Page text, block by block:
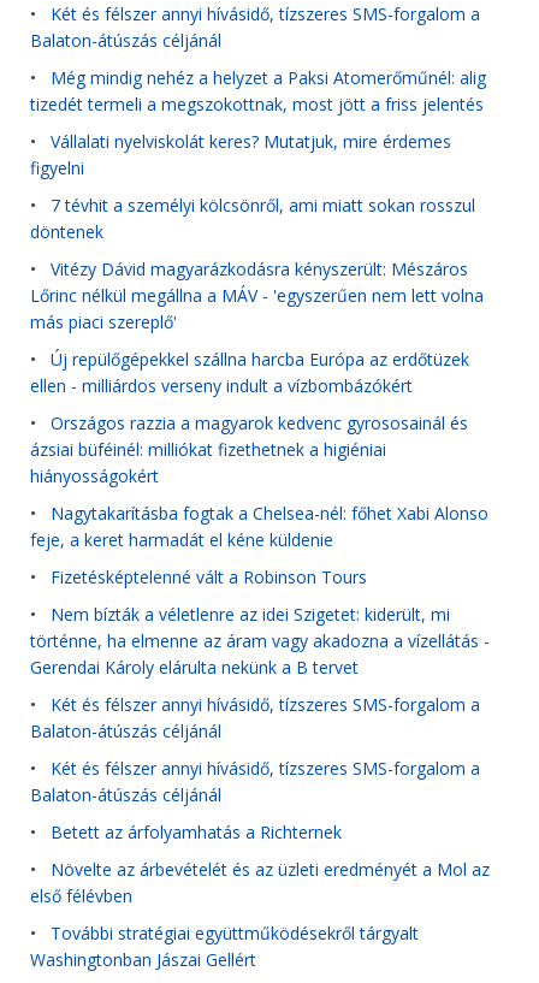
• Két és félszer annyi hívásidő, tízszeres SMS-forgalom a
Balaton-átúszás céljánál
• Még mindig nehéz a helyzet a Paksi Atomerőműnél: alig
tizedét termeli a megszokottnak, most jött a friss jelentés
• Vállalati nyelviskolát keres? Mutatjuk, mire érdemes
figyelni
• 7 tévhit a személyi kölcsönről, ami miatt sokan rosszul
döntenek
• Vitézy Dávid magyarázkodásra kényszerült: Mészáros
Lőrinc nélkül megállna a MÁV - 'egyszerűen nem lett volna
más piaci szereplő'
• Új repülőgépekkel szállna harcba Európa az erdőtüzek
ellen - milliárdos verseny indult a vízbombázókért
• Országos razzia a magyarok kedvenc gyrososainál és
ázsiai büféinél: milliókat fizethetnek a higiéniai
hiányosságokért
• Nagytakarításba fogtak a Chelsea-nél: főhet Xabi Alonso
feje, a keret harmadát el kéne küldenie
• Fizetésképtelenné vált a Robinson Tours
• Nem bízták a véletlenre az idei Szigetet: kiderült, mi
történne, ha elmenne az áram vagy akadozna a vízellátás -
Gerendai Károly elárulta nekünk a B tervet
• Két és félszer annyi hívásidő, tízszeres SMS-forgalom a
Balaton-átúszás céljánál
• Két és félszer annyi hívásidő, tízszeres SMS-forgalom a
Balaton-átúszás céljánál
• Betett az árfolyamhatás a Richternek
• Növelte az árbevételét és az üzleti eredményét a Mol az
első félévben
• További stratégiai együttműködésekről tárgyalt
Washingtonban Jászai Gellért